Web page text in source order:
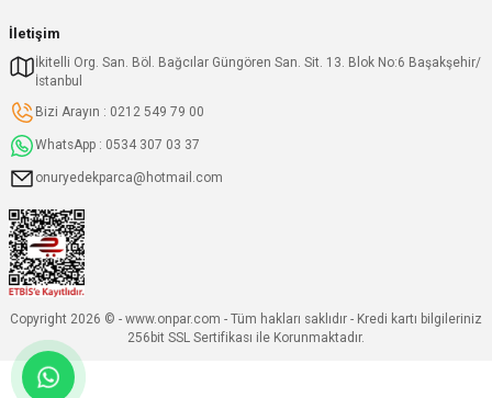
İletişim
İkitelli Org. San. Böl. Bağcılar Güngören San. Sit. 13. Blok No:6 Başakşehir/
İstanbul
Bizi Arayın : 0212 549 79 00
WhatsApp : 0534 307 03 37
onuryedekparca@hotmail.com
Copyright 2026 © - www.onpar.com - Tüm hakları saklıdır - Kredi kartı bilgileriniz
256bit SSL Sertifikası ile Korunmaktadır.